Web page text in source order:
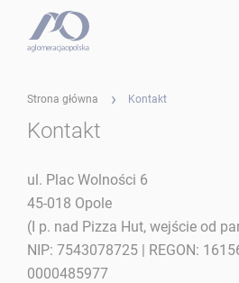
Strona główna Kontakt
Kontakt
ul. Plac Wolności 6
45-018 Opole
(I p. nad Pizza Hut, wejście od
NIP: 7543078725 | REGON:
0000485977